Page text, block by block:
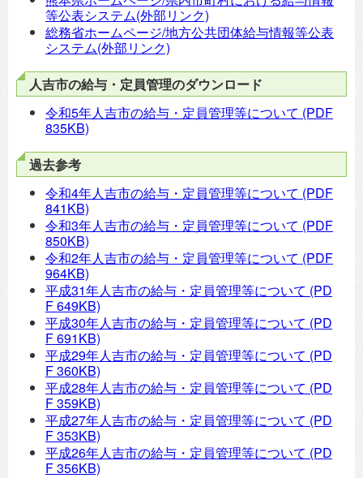
等公表システム(外部リンク)
総務省ホームページ/地方公共団体給与情報等公表
システム(外部リンク)
人吉市の給与・定員管理のダウンロード
令和5年人吉市の給与・定員管理等について (PDF
835KB)
過去参考
令和4年人吉市の給与・定員管理等について (PDF
841KB)
令和3年人吉市の給与・定員管理等について (PDF
850KB)
令和2年人吉市の給与・定員管理等について (PDF
964KB)
平成31年人吉市の給与・定員管理等について (PD
F 649KB)
平成30年人吉市の給与・定員管理等について (PD
F 691KB)
平成29年人吉市の給与・定員管理等について (PD
F 360KB)
平成28年人吉市の給与・定員管理等について (PD
F 359KB)
平成27年人吉市の給与・定員管理等について (PD
F 353KB)
平成26年人吉市の給与・定員管理等について (PD
F 356KB)